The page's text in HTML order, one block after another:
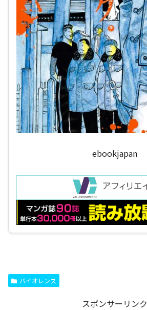
ebookjapan
バイオレンス
スポンサーリンク